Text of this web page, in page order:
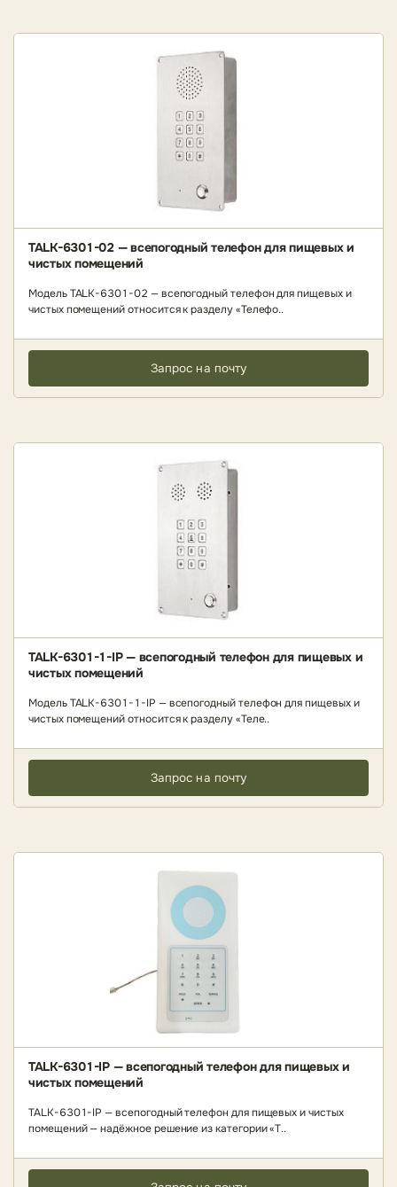
TALK-6301-02 — всепогодный телефон для пищевых и
чистых помещений
Модель TALK-6301-02 — всепогодный телефон для пищевых и
чистых помещений относится к разделу «Телефо..
Запрос на почту
TALK-6301-1-IP — всепогодный телефон для пищевых и
чистых помещений
Модель TALK-6301-1-IP — всепогодный телефон для пищевых и
чистых помещений относится к разделу «Теле..
Запрос на почту
TALK-6301-IP — всепогодный телефон для пищевых и
чистых помещений
TALK-6301-IP — всепогодный телефон для пищевых и чистых
помещений — надёжное решение из категории «Т..